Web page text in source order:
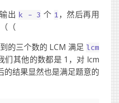
出 k - 3 个 1，然后再用
（
的三个数的 LCM 满足 lcm
们其他的数都是 1，对 lcm
的结果显然也是满足题意的